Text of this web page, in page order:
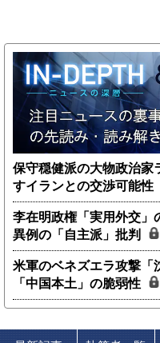
保守穏健派の大物政治家
すイランとの交渉可能性
李在明政権「実用外交」
異例の「自主派」批判
米軍のベネズエラ攻撃「
「中国本土」の脆弱性